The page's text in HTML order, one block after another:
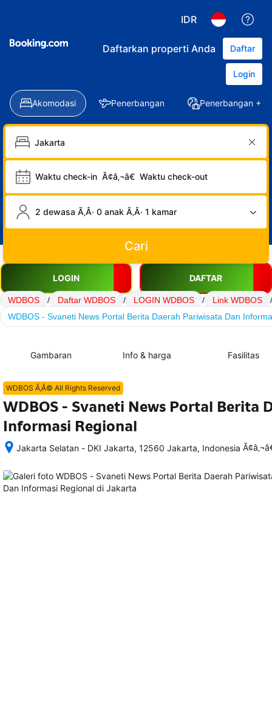
IDR
Daftarkan properti Anda Daftar
Login
Akomodasi Penerbangan Penerbangan +
Waktu check-in Ã¢â‚¬â€ Waktu check-out
2 dewasa Ã‚Â· 0 anak Ã‚Â· 1 kamar
Cari
LOGIN DAFTAR
WDBOS / Daftar WDBOS / LOGIN WDBOS / Link WDBOS
/
WDBOS - Svaneti News Portal Berita Daerah Pariwisata Dan
Gambaran Info & harga Fasilitas
WDBOS Ã‚Â© All Rights Reserved
WDBOS - Svaneti News Portal Berita
Informasi Regional
Jakarta Selatan - DKI Jakarta, 12560 Jakarta, Indonesia
memesan,
semua